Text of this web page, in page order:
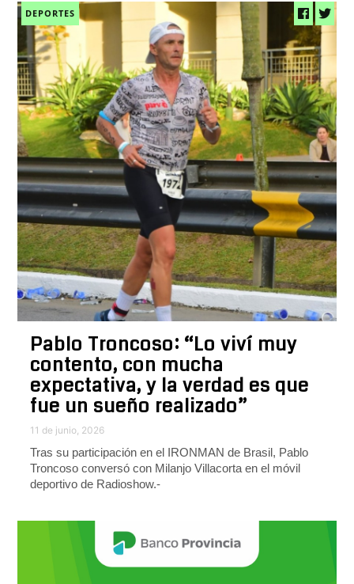
DEPORTES
Pablo Troncoso: “Lo viví muy
contento, con mucha
expectativa, y la verdad es que
fue un sueño realizado”
11 de junio, 2026
Tras su participación en el IRONMAN de Brasil, Pablo
Troncoso conversó con Milanjo Villacorta en el móvil
deportivo de Radioshow.-